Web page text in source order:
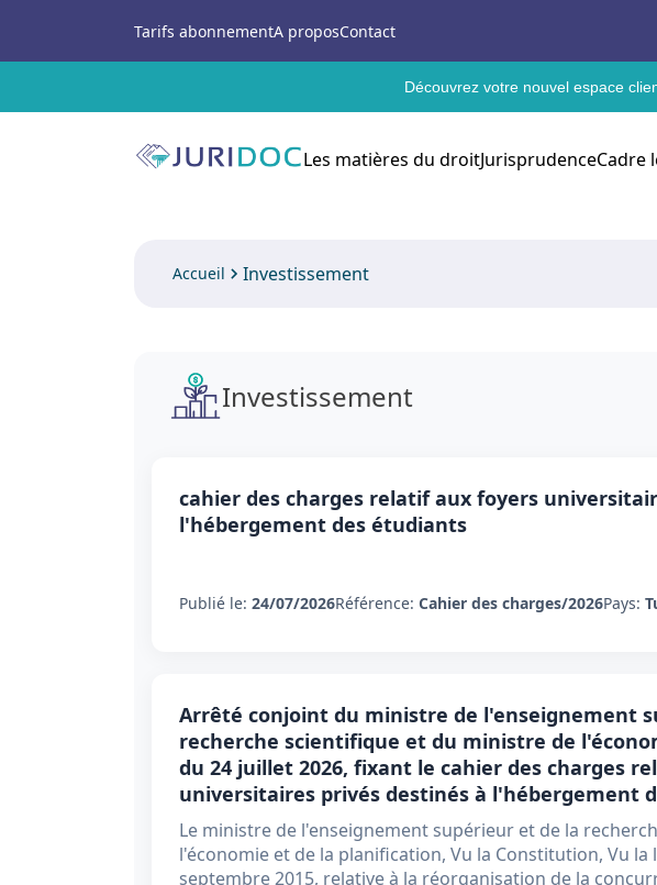
Tarifs abonnementA proposContact
Découvrez votre nouvel espace
Les matières du droitJurisprudenceCadre
Accueil Investissement
Investissement
cahier des charges relatif aux foyers
l'hébergement des étudiants
Publié le: 24/07/2026Référence: Cahier des charges/2026Pays:
Arrêté conjoint du ministre de l'enseignement
recherche scientifique et du ministre de
du 24 juillet 2026, fixant le cahier des charges
universitaires privés destinés à l'hébergement
Le ministre de l'enseignement supérieur et de la
l'économie et de la planification, Vu la Constitution, Vu la
septembre 2015, relative à la réorganisation de la